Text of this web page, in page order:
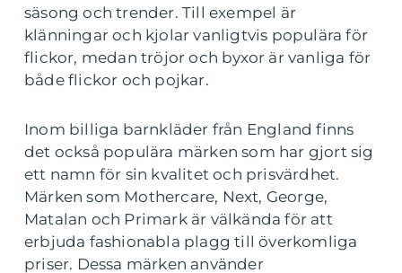
säsong och trender. Till exempel är
klänningar och kjolar vanligtvis populära för
flickor, medan tröjor och byxor är vanliga för
både flickor och pojkar.
Inom billiga barnkläder från England finns
det också populära märken som har gjort sig
ett namn för sin kvalitet och prisvärdhet.
Märken som Mothercare, Next, George,
Matalan och Primark är välkända för att
erbjuda fashionabla plagg till överkomliga
priser. Dessa märken använder